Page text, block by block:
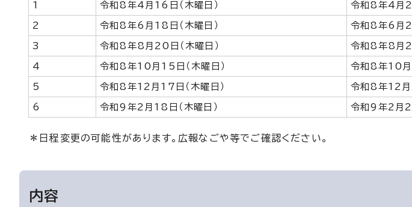
1 令和8年4月16日（木曜日） 令和8年4月
2 令和8年6月18日（木曜日） 令和8年6月
3 令和8年8月20日（木曜日） 令和8年8月
4 令和8年10月15日（木曜日） 令和8年10月
5 令和8年12月17日（木曜日） 令和8年12月
6 令和9年2月18日（木曜日） 令和9年2月
＊日程変更の可能性があります。広報なごや等でご確認ください。
内容